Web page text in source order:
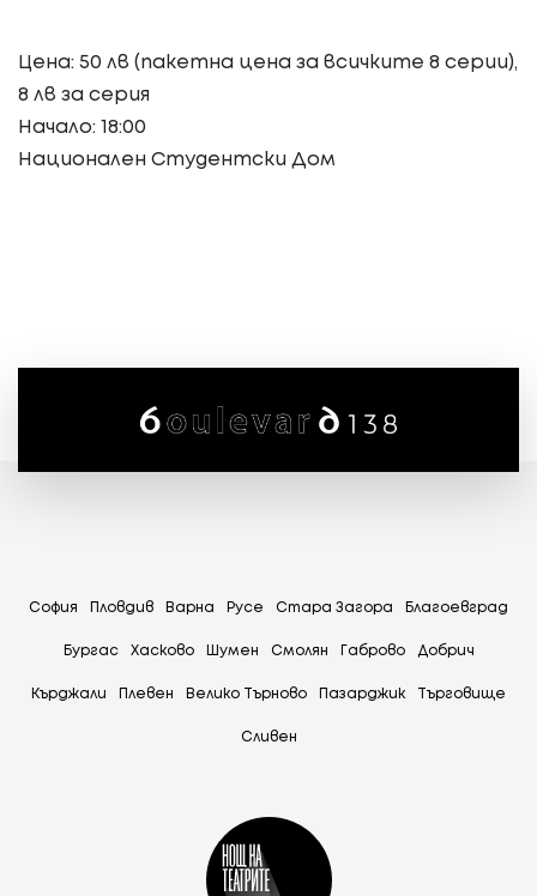
Цена: 50 лв (пакетна цена за всичките 8 серии),
8 лв за серия
Начало: 18:00
Национален Студентски Дом
София Пловдив Варна Русе Стара Загора Благоевград
Бургас Хасково Шумен Смолян Габрово Добрич
Кърджали Плевен Велико Търново Пазарджик Tърговище
Сливен